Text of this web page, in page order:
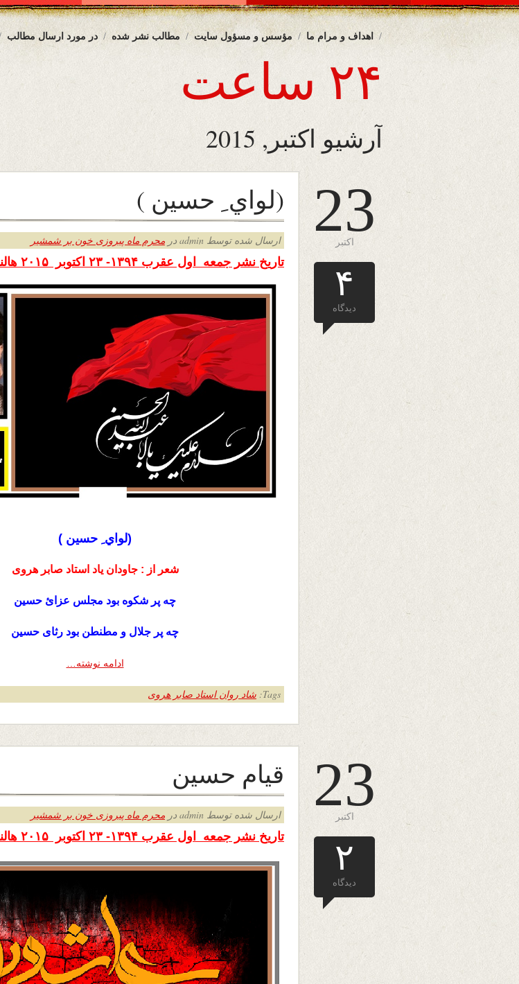
در مورد ارسال مطالب مطالب نشر شده مؤسس و مسؤول سایت اهداف و مرام ما
۲۴ ساعت
آرشیو اکتبر, 2015
23
اکتبر
۴
دیدگاه
(لواي ِ حسين )
ارسال شده توسط admin در محرم ماه پیروزی خون بر شمشیر
تاریخ نشر جمعه اول عقرب ۱۳۹۴- ۲۳ اکتوبر ۲۰۱۵ هالند
(لواي ِ حسين )
شعر از : جاودان یاد استاد صابر هروی
چه پر شکوه بود مجلس عزائ حسین
چه پر جلال و مطنطن بود رثای حسین
ادامه نوشته…
Tags: شاد روان استاد صابر هروی
23
اکتبر
۲
دیدگاه
قیام حسین
ارسال شده توسط admin در محرم ماه پیروزی خون بر شمشیر
تاریخ نشر جمعه اول عقرب ۱۳۹۴- ۲۳ اکتوبر ۲۰۱۵ هالند